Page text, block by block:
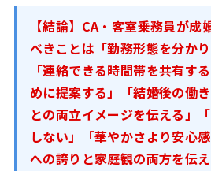
【結論】CA・客室乗務員が成
べきことは「勤務形態を分かり
「連絡できる時間帯を共有す
めに提案する」「結婚後の働
との両立イメージを伝える」
しない」「華やかさより安心
への誇りと家庭観の両方を伝